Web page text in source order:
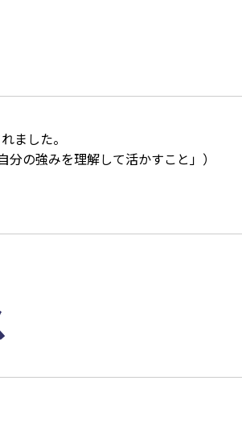
ました。
の強みを理解して活かすこと」）